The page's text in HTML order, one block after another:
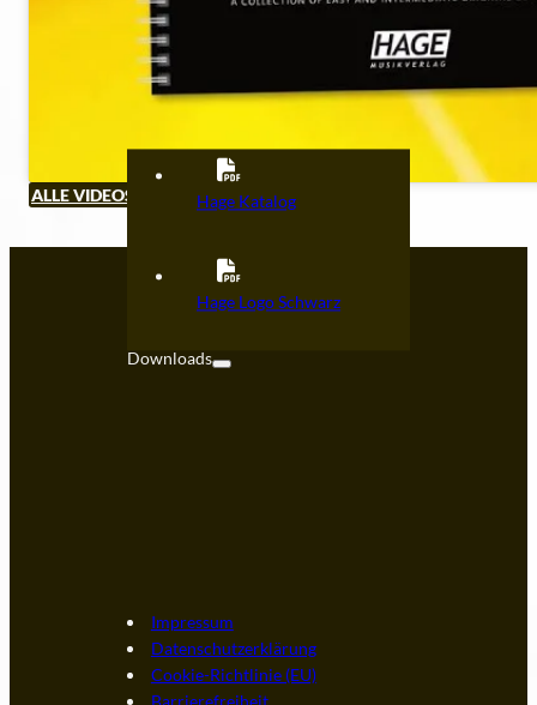
ALLE VIDEOS ANSEHEN
Kontakt
Downloads
Hage Katalog
Hage Logo Schwarz
Impressum
Datenschutzerklärung
Cookie-Richtlinie (EU)